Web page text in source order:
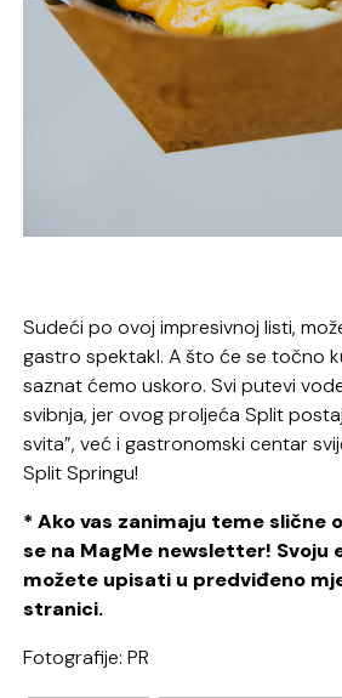
Sudeći po ovoj impresivnoj listi,
gastro spektakl. A što će se točno
saznat ćemo uskoro. Svi putevi
svibnja, jer ovog proljeća Split
svita”, već i gastronomski centar
Split Springu!
* Ako vas zanimaju teme slične
se na MagMe newsletter! Svoju
možete upisati u predviđeno
stranici.
Fotografije: PR